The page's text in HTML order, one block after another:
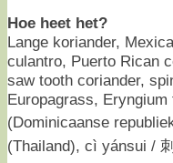
Hoe heet het?
Lange koriander,
culantro, Puerto Rican
saw tooth coriander,
Europagrass,
(Dominicaanse
(Thailand), cì yánsui /